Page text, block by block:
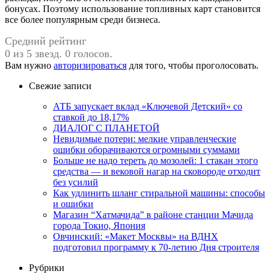
бонусах. Поэтому использование топливных карт становится
все более популярным среди бизнеса.
Средний рейтинг
0 из 5 звезд. 0 голосов.
Вам нужно авторизироваться для того, чтобы проголосовать.
Свежие записи
АТБ запускает вклад «Ключевой Детский» со
ставкой до 18,17%
ДИАЛОГ С ПЛАНЕТОЙ
Невидимые потери: мелкие управленческие
ошибки оборачиваются огромными суммами
Больше не надо тереть до мозолей: 1 стакан этого
средства — и вековой нагар на сковороде отходит
без усилий
Как удлинить шланг стиральной машины: способы
и ошибки
Магазин “Хатмачида” в районе станции Мачида
города Токио, Япония
Овчинский: «Макет Москвы» на ВДНХ
подготовил программу к 70-летию Дня строителя
Рубрики